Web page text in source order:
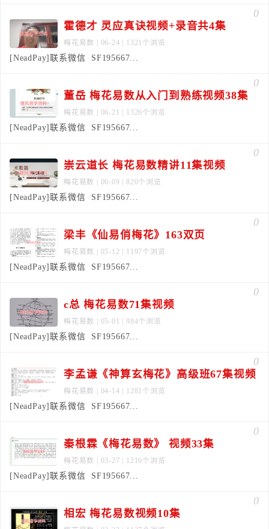
0
霍德才 灵应真诀视频+录音共4集
梅花易数 | 06-24 | 1321个浏览
[NeadPay]联系微信 SF195667...
0
董岳 梅花易数从入门到熟练视频38集
梅花易数 | 06-21 | 1326个浏览
[NeadPay]联系微信 SF195667...
0
崇云道长 梅花易数精讲11集视频
梅花易数 | 06-09 | 820个浏览
[NeadPay]联系微信 SF195667...
0
梁丰《仙易俏梅花》163双页
梅花易数 | 05-12 | 1197个浏览
[NeadPay]联系微信 SF195667...
0
c总 梅花易数71集视频
梅花易数 | 05-01 | 984个浏览
[NeadPay]联系微信 SF195667...
0
李孟谦《神算玄梅花》高级班67集视频
梅花易数 | 04-14 | 1281个浏览
[NeadPay]联系微信 SF195667...
0
秦根霖《梅花易数》 视频33集
梅花易数 | 03-27 | 1216个浏览
[NeadPay]联系微信 SF195667...
0
相宏 梅花易数视频10集